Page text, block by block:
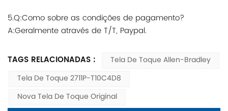
5.Q:Como sobre as condições de pagamento?
A:Geralmente através de T/T, Paypal.
TAGS RELACIONADAS :
Tela De Toque Allen-Bradley
Tela De Toque 2711P-T10C4D8
Nova Tela De Toque Original